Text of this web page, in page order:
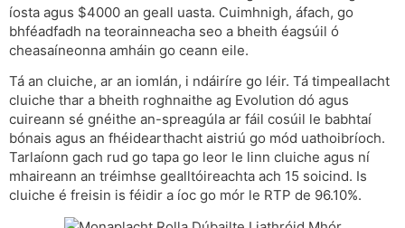
íosta agus $4000 an geall uasta. Cuimhnigh, áfach, go
bhféadfadh na teorainneacha seo a bheith éagsúil ó
cheasaíneonna amháin go ceann eile.
Tá an cluiche, ar an iomlán, i ndáiríre go léir. Tá timpeallacht
cluiche thar a bheith roghnaithe ag Evolution dó agus
cuireann sé gnéithe an-spreagúla ar fáil cosúil le babhtaí
bónais agus an fhéidearthacht aistriú go mód uathoibríoch.
Tarlaíonn gach rud go tapa go leor le linn cluiche agus ní
mhaireann an tréimhse gealltóireachta ach 15 soicind. Is
cluiche é freisin is féidir a íoc go mór le RTP de 96.10%.